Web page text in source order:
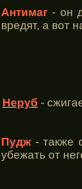
Антимаг - он
вредят, а вот
Неруб -
Пудж- также
убежать от